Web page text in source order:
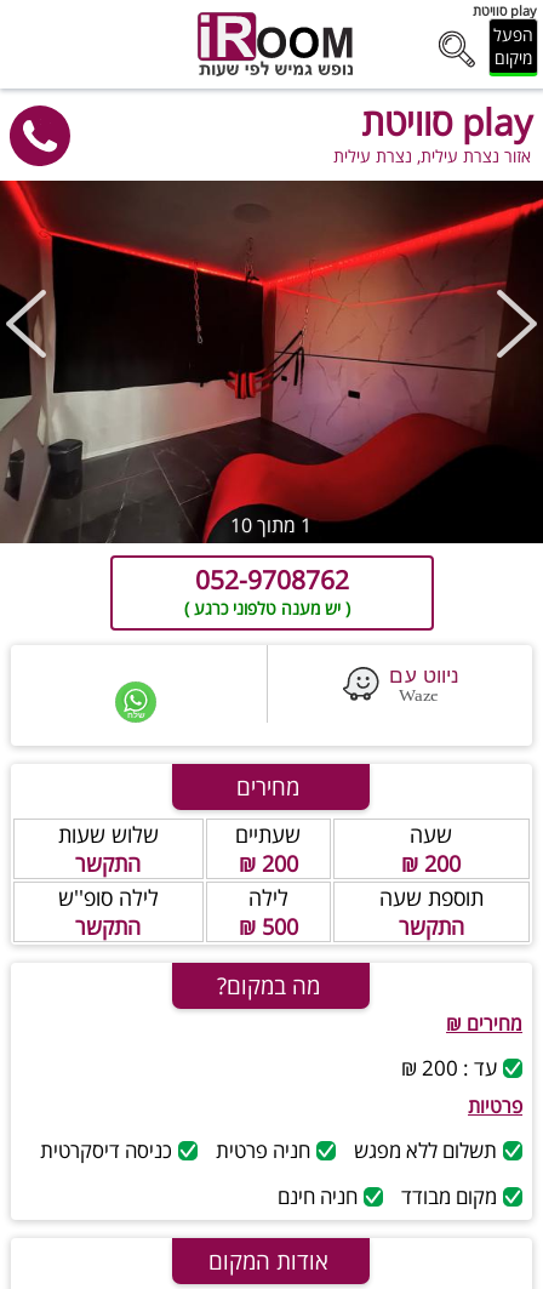
סוויטת play
הפעל
מיקום
סוויטת play
אזור נצרת עילית, נצרת עילית
1מתוך10
052-9708762
( יש מענה טלפוני כרגע )
מחירים
שעה
200 ₪
שעתיים
200 ₪
שלוש שעות
התקשר
תוספת שעה
התקשר
לילה
500 ₪
לילה סופ''ש
התקשר
מה במקום?
מחירים ₪
עד : 200 ₪
פרטיות
תשלום ללא מפגש חניה פרטית
כניסה דיסקרטית
מקום מבודד
חניה חינם
אודות המקום